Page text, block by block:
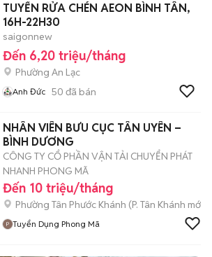
TUYỂN RỬA CHÉN AEON BÌNH TÂN,
16H-22H30
saigonnew
Đến 6,20 triệu/tháng
Phường An Lạc
Anh Đức 50 đã bán
NHÂN VIÊN BƯU CỤC TÂN UYÊN –
BÌNH DƯƠNG
CÔNG TY CỔ PHẦN VẬN TẢI CHUYỂN PHÁT
NHANH PHONG MÃ
Đến 10 triệu/tháng
Phường Tân Phước Khánh (P. Tân Khánh mới)
Tuyển Dụng Phong Mã